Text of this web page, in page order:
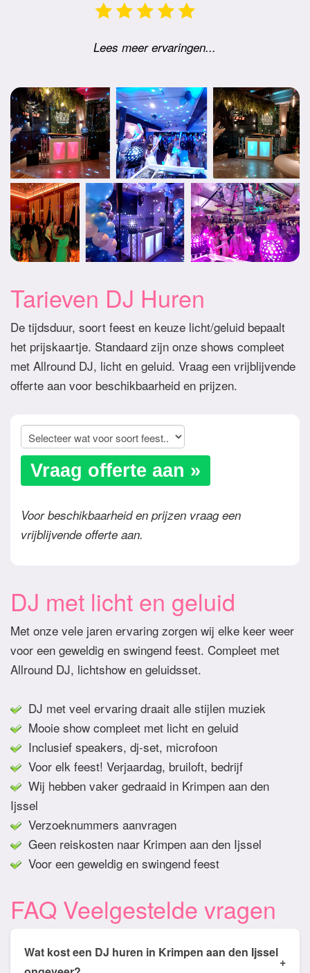
Lees meer ervaringen...
Tarieven DJ Huren
De tijdsduur, soort feest en keuze licht/geluid bepaalt
het prijskaartje. Standaard zijn onze shows compleet
met Allround DJ, licht en geluid. Vraag een vrijblijvende
offerte aan voor beschikbaarheid en prijzen.
Vraag offerte aan »
Voor beschikbaarheid en prijzen vraag een
vrijblijvende offerte aan.
DJ met licht en geluid
Met onze vele jaren ervaring zorgen wij elke keer weer
voor een geweldig en swingend feest. Compleet met
Allround DJ, lichtshow en geluidsset.
DJ met veel ervaring draait alle stijlen muziek
Mooie show compleet met licht en geluid
Inclusief speakers, dj-set, microfoon
Voor elk feest! Verjaardag, bruiloft, bedrijf
Wij hebben vaker gedraaid in Krimpen aan den
Ijssel
Verzoeknummers aanvragen
Geen reiskosten naar Krimpen aan den Ijssel
Voor een geweldig en swingend feest
FAQ Veelgestelde vragen
Wat kost een DJ huren in Krimpen aan den Ijssel
+